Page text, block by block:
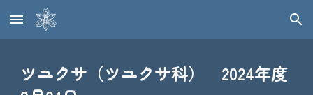
Skip to main content Skip to navigation
ツユクサ（ツユクサ科） 2024年度